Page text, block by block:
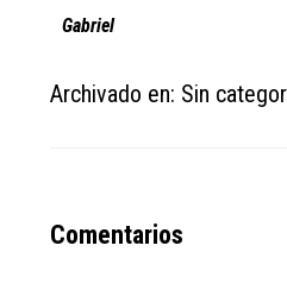
Gabriel
Archivado en: Sin
Reader
Comentarios